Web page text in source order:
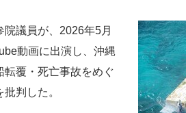
院議員が、2026年5月
動画に出演し、沖縄
転覆・死亡事故をめぐ
判した。